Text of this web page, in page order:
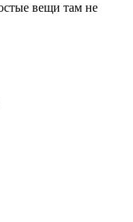
вещи там не